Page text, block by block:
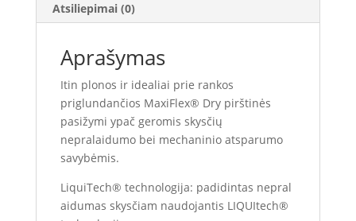
Atsiliepimai (0)
Aprašymas
Itin plonos ir idealiai prie rankos
priglundančios MaxiFlex® Dry pirštinės
pasižymi ypač geromis skysčių
nepralaidumo bei mechaninio atsparumo
savybėmis.
LiquiTech® technologija: padidintas nepral
aidumas skysčiam naudojantis LIQUItech®